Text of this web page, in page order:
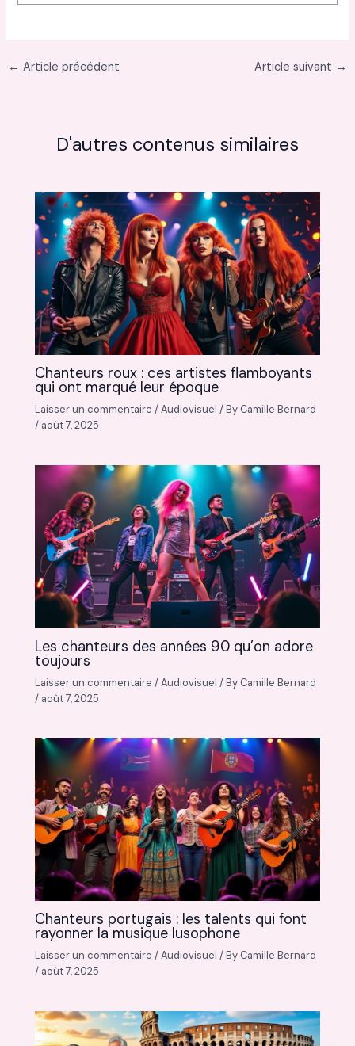
← Article précédent Article suivant →
D'autres contenus similaires
Chanteurs roux : ces artistes flamboyants
qui ont marqué leur époque
Laisser un commentaire /Audiovisuel / By Camille Bernard
/ août 7, 2025
Les chanteurs des années 90 qu’on adore
toujours
Laisser un commentaire /Audiovisuel / By Camille Bernard
/ août 7, 2025
Chanteurs portugais : les talents qui font
rayonner la musique lusophone
Laisser un commentaire /Audiovisuel / By Camille Bernard
/ août 7, 2025